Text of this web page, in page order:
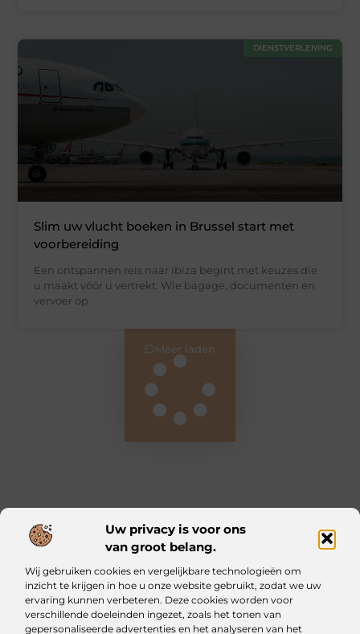
Uw privacy is voor ons
van groot belang.
Wij gebruiken cookies en vergelijkbare technologieën om
inzicht te krijgen in hoe u onze website gebruikt, zodat we uw
ervaring kunnen verbeteren. Deze cookies worden voor
verschillende doeleinden ingezet, zoals het tonen van
gepersonaliseerde advertenties en het analyseren van het
DIENSTVERLENING
Slim uw vlucht boeken in Brussel start met
voorbereiding
Een ontspannen reis naar Ibiza begint met keuzes die
u maakt vóór u vertrekt. Wie bagage, documenten en
vervoer op
Meer laden
Main Links
Iztougoud.be: Voor wie nieuwsgierig blijft